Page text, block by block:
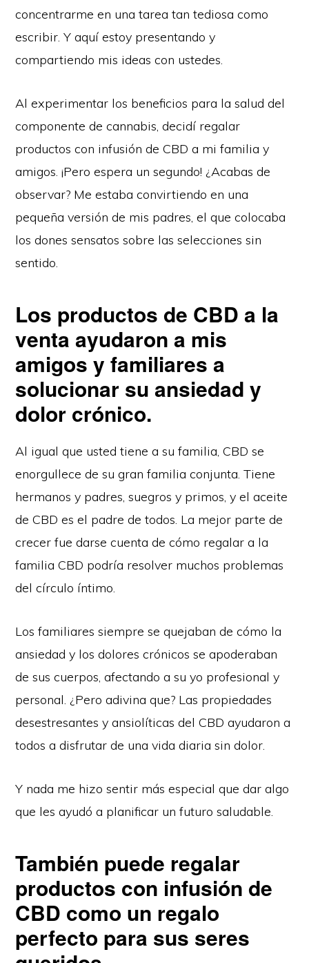
concentrarme en una tarea tan tediosa como
escribir. Y aquí estoy presentando y
compartiendo mis ideas con ustedes.
Al experimentar los beneficios para la salud del
componente de cannabis, decidí regalar
productos con infusión de CBD a mi familia y
amigos. ¡Pero espera un segundo! ¿Acabas de
observar? Me estaba convirtiendo en una
pequeña versión de mis padres, el que colocaba
los dones sensatos sobre las selecciones sin
sentido.
Los productos de CBD a la
venta ayudaron a mis
amigos y familiares a
solucionar su ansiedad y
dolor crónico.
Al igual que usted tiene a su familia, CBD se
enorgullece de su gran familia conjunta. Tiene
hermanos y padres, suegros y primos, y el aceite
de CBD es el padre de todos. La mejor parte de
crecer fue darse cuenta de cómo regalar a la
familia CBD podría resolver muchos problemas
del círculo íntimo.
Los familiares siempre se quejaban de cómo la
ansiedad y los dolores crónicos se apoderaban
de sus cuerpos, afectando a su yo profesional y
personal. ¿Pero adivina que? Las propiedades
desestresantes y ansiolíticas del CBD ayudaron a
todos a disfrutar de una vida diaria sin dolor.
Y nada me hizo sentir más especial que dar algo
que les ayudó a planificar un futuro saludable.
También puede regalar
productos con infusión de
CBD como un regalo
perfecto para sus seres